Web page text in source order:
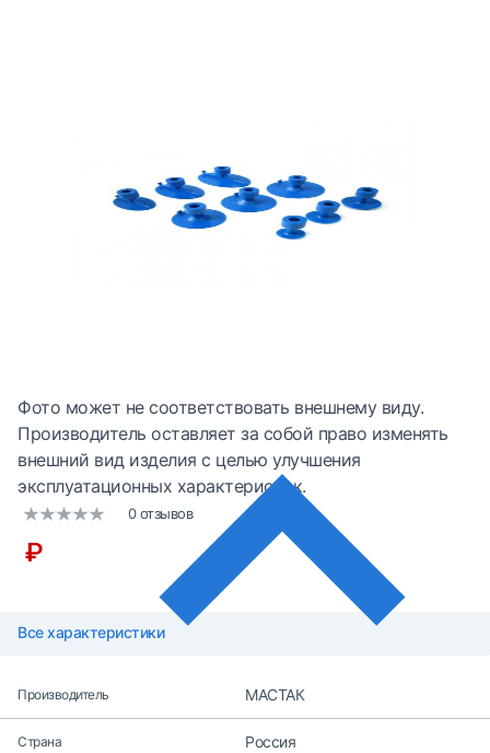
Фото может не соответствовать внешнему виду.
Производитель оставляет за собой право изменять
внешний вид изделия с целью улучшения
эксплуатационных характеристик.
0 отзывов
₽
Все характеристики
Производитель МАСТАК
Страна Россия